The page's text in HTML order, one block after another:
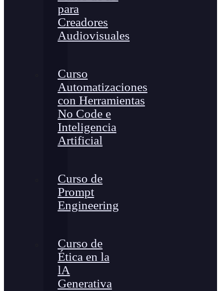
para
Creadores
Audiovisuales
Curso
Automatizaciones
con Herramientas
No Code e
Inteligencia
Artificial
Curso de
Prompt
Engineering
Curso de
Ética en la
lA
Generativa